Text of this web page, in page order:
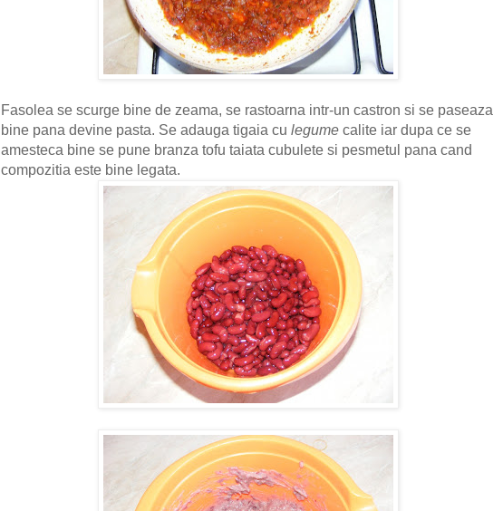
Fasolea se scurge bine de zeama, se rastoarna intr-un castron si se paseaza
bine pana devine pasta. Se adauga tigaia cu legume calite iar dupa ce se
amesteca bine se pune branza tofu taiata cubulete si pesmetul pana cand
compozitia este bine legata.